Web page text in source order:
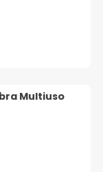
Multiuso